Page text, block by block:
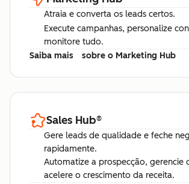
Atraia e converta os leads certos.
Execute campanhas, personalize
monitore tudo.
Saiba mais
sobre o Marketing Hub
Sales Hub®
Gere leads de qualidade e feche
rapidamente.
Automatize a prospecção, gerencie
acelere o crescimento da receita.